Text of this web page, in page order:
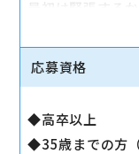
最初は緊張する
スタッフ一同で
応募資格
◆高卒以上
◆35歳までの方